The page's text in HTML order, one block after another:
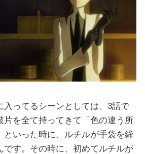
入ってるシーンとしては、3話で
片を全て持ってきて「色の違う所
といった時に、ルチルが手袋を締
です。その時に、初めてルチルが